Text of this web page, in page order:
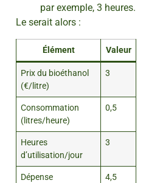
par exemple, 3 heures.
Le serait alors :
Élément Valeur
Prix du bioéthanol
(€/litre)
3
Consommation
(litres/heure)
0,5
Heures
d’utilisation/jour
3
Dépense
4,5